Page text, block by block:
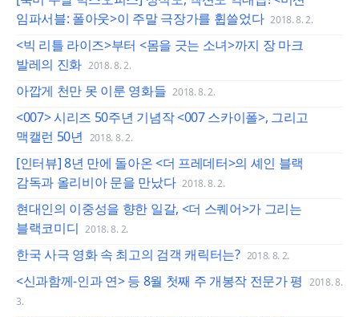
임파서블: 폴아웃>이 주말 극장가를 휩쓸었다 2018. 8. 2.
<빅 리틀 라이즈>부터 <몸을 긋는 소녀>까지 장 마크
발레의 진화 2018. 8. 2.
아깝게 천만 못 이룬 영화들 2018. 8. 2.
<007> 시리즈 50주년 기념작 <007 스카이폴>, 그리고
맥캘런 50년 2018. 8. 2.
[인터뷰] 8년 만에 돌아온 <더 프레데터>의 셰인 블랙
감독과 올리비아 문을 만났다 2018. 8. 2.
현대인의 이중성을 향한 일갈, <더 스퀘어>가 그리는
블랙코미디 2018. 8. 2.
한국 사극 영화 속 최고의 검객 캐릭터는? 2018. 8. 2.
<신과함께-인과 연> 등 8월 첫째 주 개봉작 전문가 평 2018. 8.
3.